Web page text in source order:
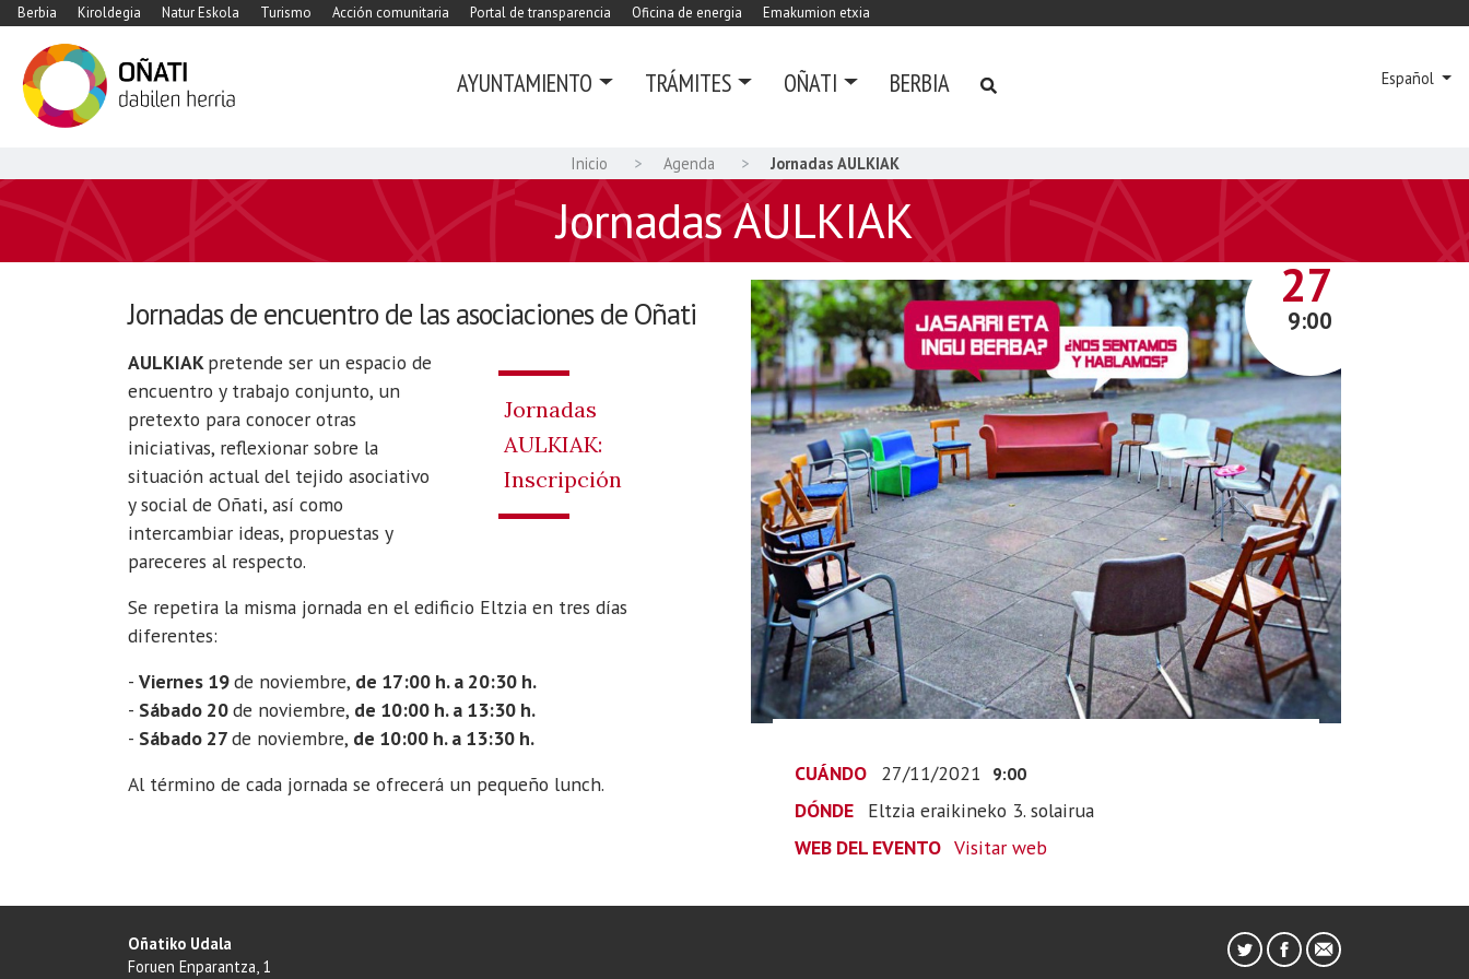
Berbia Kiroldegia Natur Eskola Turismo Acción comunitaria Portal de transparencia Oficina de energia Emakumion etxia
AYUNTAMIENTO TRÁMITES OÑATI BERBIA Español
Inicio Agenda Jornadas AULKIAK
https://www.xn-
27T10:00:00+01:00
27T10:00:00+01:00
Jornadas AULKIAK
NOVIEMBRE
27
9:00
CUÁNDO 27/11/2021 9:00
DÓNDE
Eltzia eraikineko 3. solairua
WEB DEL EVENTO Visitar web
Jornadas de encuentro de las asociaciones de Oñati
Jornadas
AULKIAK:
Inscripción
AULKIAKpretende ser un espacio de
encuentro y trabajo conjunto, un
pretexto para conocer otras
iniciativas, reflexionar sobre la
situación actual del tejido asociativo
y social de Oñati, así como
intercambiar ideas, propuestas y
pareceres al respecto.
Se repetira la misma jornada en el edificio Eltzia en tres días
diferentes:
- Viernes 19de noviembre, de 17:00 h. a 20:30 h.
- Sábado 20de noviembre, de 10:00 h. a 13:30 h.
- Sábado 27de noviembre, de 10:00 h. a 13:30 h.
Al término de cada jornada se ofrecerá un pequeño lunch.
Oñatiko Udala
Foruen Enparantza, 1